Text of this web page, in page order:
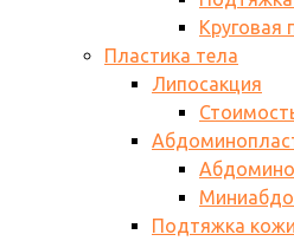
Круговая
Пластика тела
Липосакция
Подтяжка